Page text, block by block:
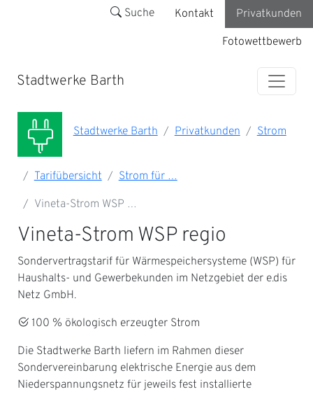
Suche Kontakt
Privatkunden
Fotowettbewerb
Stadtwerke Barth
Stadtwerke Barth Privatkunden Strom
Tarifübersicht
Strom für …
Vineta-Strom WSP …
Vineta-Strom WSP regio
Sondervertragstarif für Wärmespeichersysteme (WSP) für
Haushalts- und Gewerbekunden im Netzgebiet der e.dis
Netz GmbH.
100 % ökologisch erzeugter Strom
Die Stadtwerke Barth liefern im Rahmen dieser
Sondervereinbarung elektrische Energie aus dem
Niederspannungsnetz für jeweils fest installierte